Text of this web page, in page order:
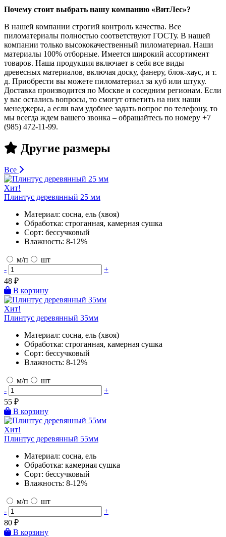
Почему стоит выбрать нашу компанию «ВитЛес»?
В нашей компании строгий контроль качества. Все
пиломатериалы полностью соответствуют ГОСТу. В нашей
компании только высококачественный пиломатериал. Наши
материалы 100% отборные. Имеется широкий ассортимент
товаров. Наша продукция включает в себя все виды
древесных материалов, включая доску, фанеру, блок-хаус, и т.
д. Приобрести вы можете пиломатериал за куб или штуку.
Доставка производится по Москве и соседним регионам. Если
у вас остались вопросы, то смогут ответить на них наши
менеджеры, а если вам удобнее задать вопрос по телефону, то
мы всегда ждем вашего звонка – обращайтесь по номеру +7
(985) 472-11-99.
Другие размеры
Все
Хит!
Плинтус деревянный 25 мм
Материал: сосна, ель (хвоя)
Обработка: строганная, камерная сушка
Сорт: бессучковый
Влажность: 8-12%
м/п
шт
-
+
48 ₽
В корзину
Хит!
Плинтус деревянный 35мм
Материал: сосна, ель (хвоя)
Обработка: строганная, камерная сушка
Сорт: бессучковый
Влажность: 8-12%
м/п
шт
-
+
55 ₽
В корзину
Хит!
Плинтус деревянный 55мм
Материал: сосна, ель
Обработка: камерная сушка
Сорт: бессучковый
Влажность: 8-12%
м/п
шт
-
+
80 ₽
В корзину